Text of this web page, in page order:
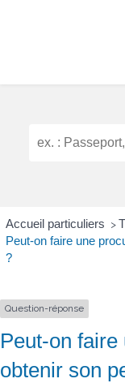
Accueil particuliers >
Peut-on faire une
?
Question-réponse
Peut-on
obtenir son